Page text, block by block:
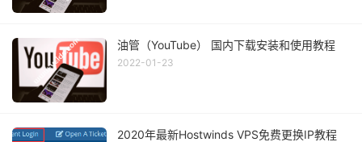
油管（YouTube） 国内下载安装和使用教程
2022-01-23
2020年最新Hostwinds VPS免费更换IP教程